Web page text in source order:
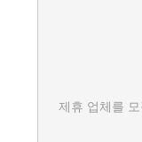
제휴 업체를